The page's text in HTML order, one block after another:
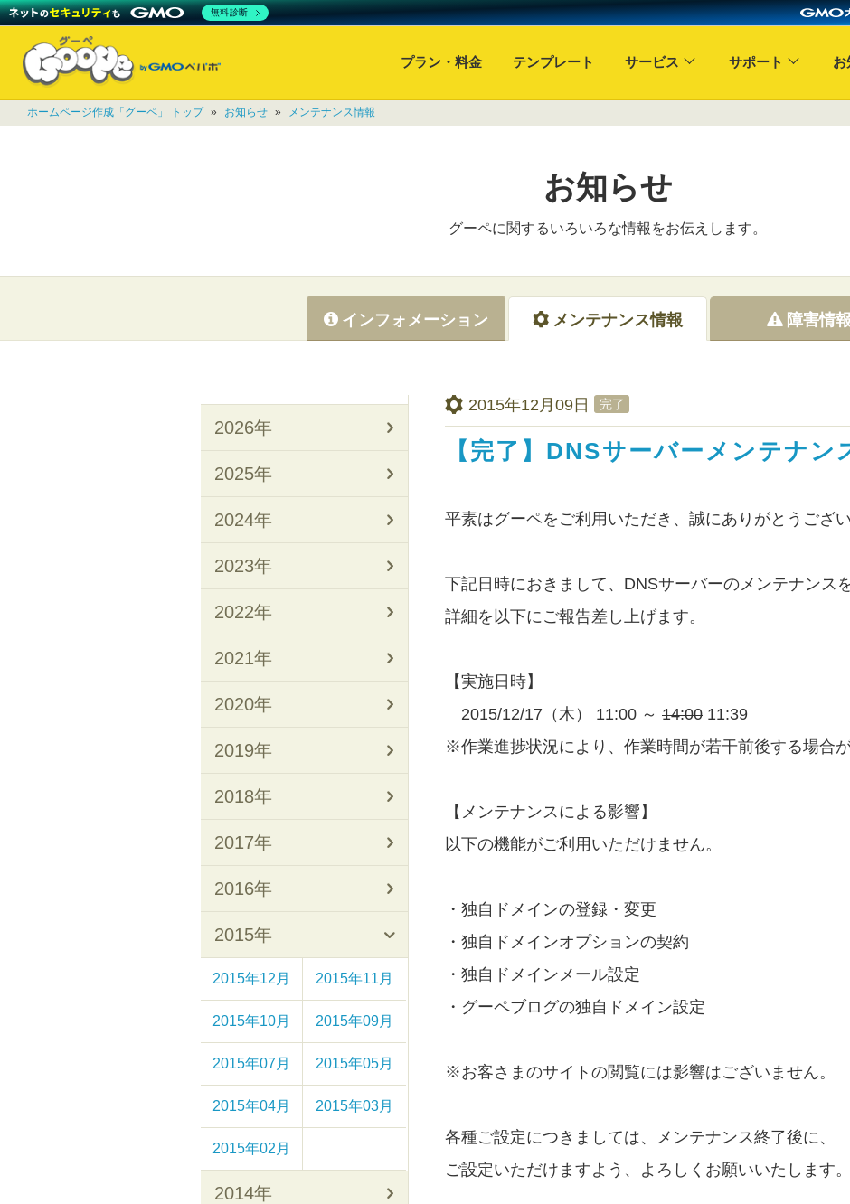
プラン・料金 テンプレート サービス サポート お
ホームページ作成「グーペ」 トップ » お知らせ » メンテナンス情報
お知らせ
グーペに関するいろいろな情報をお伝えします。
インフォメーション メンテナンス情報 障害情報
2015年12月09日 完了
【完了】DNSサーバーメンテナン
平素はグーペをご利用いただき、誠にありがとうござい
下記日時におきまして、DNSサーバーのメンテナンス
詳細を以下にご報告差し上げます。
【実施日時】
2015/12/17（木） 11:00 ～ 14:00 11:39
※作業進捗状況により、作業時間が若干前後する場合が
【メンテナンスによる影響】
以下の機能がご利用いただけません。
・独自ドメインの登録・変更
・独自ドメインオプションの契約
・独自ドメインメール設定
・グーペブログの独自ドメイン設定
※お客さまのサイトの閲覧には影響はございません。
各種ご設定につきましては、メンテナンス終了後に、
ご設定いただけますよう、よろしくお願いいたします。
2026年
2025年
2024年
2023年
2022年
2021年
2020年
2019年
2018年
2017年
2016年
2015年
2015年12月 2015年11月
2015年10月 2015年09月
2015年07月 2015年05月
2015年04月 2015年03月
2015年02月
2014年
無料診断